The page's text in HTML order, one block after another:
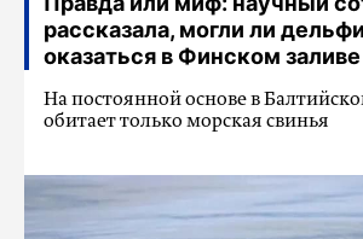
рассказала, могли ли
оказаться в Финском заливе
На постоянной основе в
обитает только морская свинья